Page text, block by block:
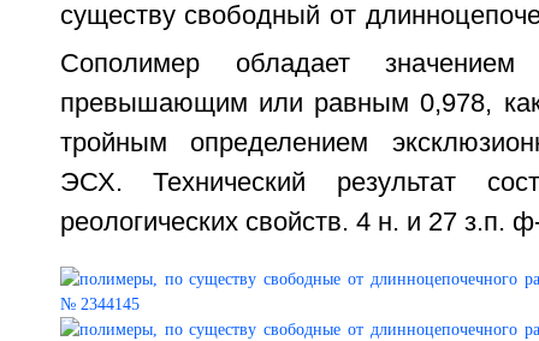
существу свободный от
Сополимер обладает
превышающим или равным 0,978, как
тройным определением
ЭСХ. Технический результат
реологических свойств. 4 н. и 27 з.п.